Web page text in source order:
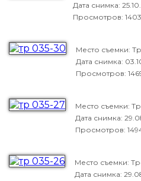
Дата снимка:
Просмотров: 1403
Место съемки:
Дата снимка:
Просмотров:
Место съемки:
Дата снимка:
Просмотров:
Место съемки:
Дата снимка: